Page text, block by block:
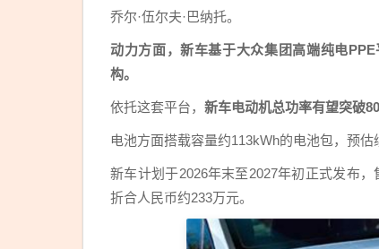
乔尔·伍尔夫·巴纳托。
动力方面，新车基于大众集团高端纯电
构。
依托这套平台， 新车电动机总功率有望突破
电池方面搭载容量约113kWh的电池包，预估
新车计划于2026年末至2027年初正式发布
折合人民币约233万元。